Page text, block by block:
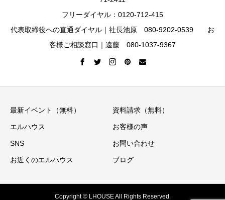
フリーダイヤル：0120-712-415
代表取締役への直通ダイヤル｜社長池原 080-9202-0539 お
客様ご相談窓口｜遠藤 080-1037-9367
最新イベント（無料） 資料請求（無料）
エルハウス お客様の声
SNS お問い合わせ
お近くのエルハウス ブログ
Copyright © LHOUSE All Rights Reserved.